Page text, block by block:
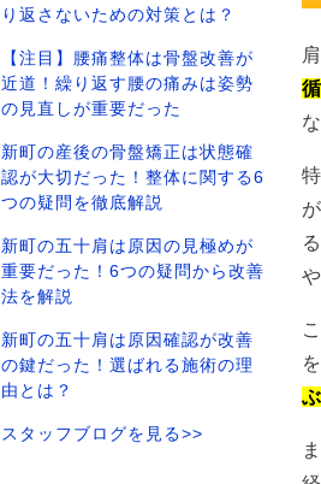
ぶ
り返さないための対策とは？
【注目】腰痛整体は骨盤改善が
近道！繰り返す腰の痛みは姿勢
の見直しが重要だった
新町の産後の骨盤矯正は状態確
認が大切だった！整体に関する6
つの疑問を徹底解説
新町の五十肩は原因の見極めが
重要だった！6つの疑問から改善
法を解説
新町の五十肩は原因確認が改善
の鍵だった！選ばれる施術の理
由とは？
スタッフブログを見る>>